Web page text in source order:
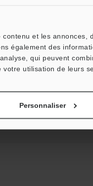
et les
également des
qui peuvent
utilisation de leurs
Personnaliser
technique (PDF)
Démo / Test